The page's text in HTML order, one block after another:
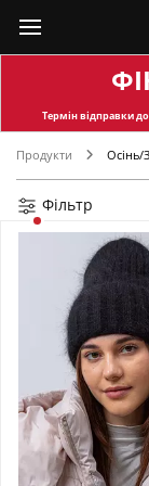
Термін відправки
Продукти Осінь/
Фільтр